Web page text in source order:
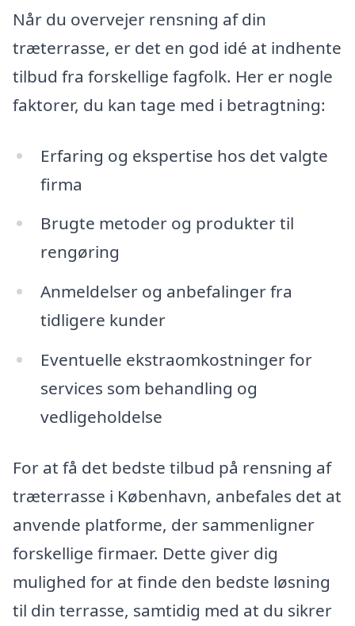
Når du overvejer rensning af din
træterrasse, er det en god idé at indhente
tilbud fra forskellige fagfolk. Her er nogle
faktorer, du kan tage med i betragtning:
Erfaring og ekspertise hos det valgte
firma
Brugte metoder og produkter til
rengøring
Anmeldelser og anbefalinger fra
tidligere kunder
Eventuelle ekstraomkostninger for
services som behandling og
vedligeholdelse
For at få det bedste tilbud på rensning af
træterrasse i København, anbefales det at
anvende platforme, der sammenligner
forskellige firmaer. Dette giver dig
mulighed for at finde den bedste løsning
til din terrasse, samtidig med at du sikrer